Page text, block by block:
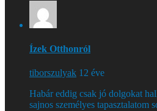
Ízek Otthonról
tiborszulyak 12 éve
Habár eddig csak jó dolgokat
sajnos személyes tapasztalatom